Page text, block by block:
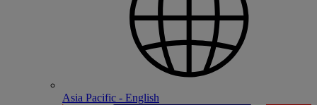
Asia Pacific - English